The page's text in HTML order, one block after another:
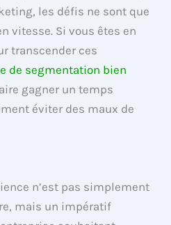
les défis ne sont que
vitesse. Si vous êtes en
transcender ces
de segmentation bien
gagner un temps
éviter des maux de
n’est pas simplement
mais un impératif